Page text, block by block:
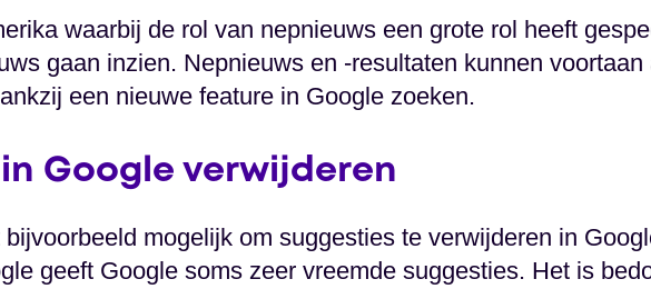
waarbij de rol van nepnieuws een grote rol heeft
gaan inzien. Nepnieuws en -resultaten kunnen voortaan
een nieuwe feature in Google zoeken.
Google verwijderen
mogelijk om suggesties te verwijderen in
geeft Google soms zeer vreemde suggesties. Het is